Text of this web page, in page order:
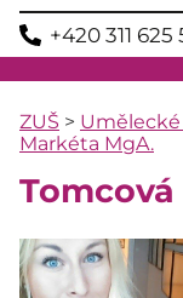
+420 311 625
ZUŠ >
Markéta MgA.